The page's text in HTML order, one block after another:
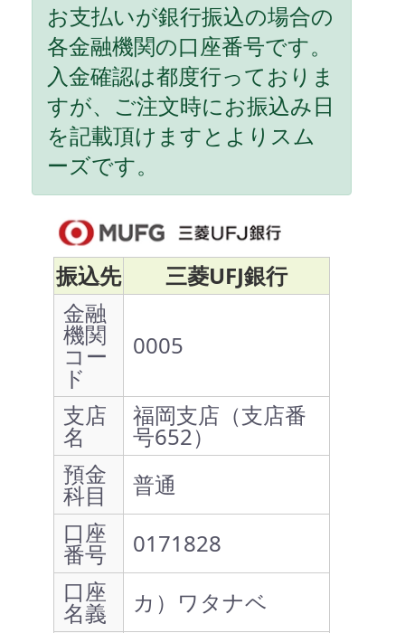
お支払いが銀行振込の場合の
各金融機関の口座番号です。
入金確認は都度行っておりま
すが、ご注文時にお振込み日
を記載頂けますとよりスム
ーズです。
振込先
三菱UFJ銀行
金融
機関
コー
ド
0005
支店
名
福岡支店（支店番
号652）
預金
科目
普通
口座
番号
0171828
口座
名義
カ）ワタナベ